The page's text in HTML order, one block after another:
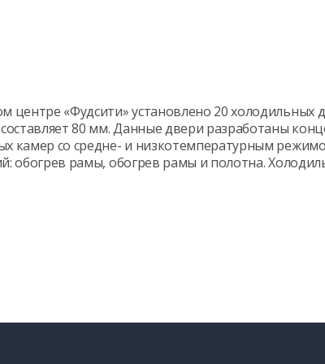
«Фудсити» установлено 20 холодильных
80 мм. Данные двери разработаны
камер со средне- и низкотемпературным
обогрев рамы, обогрев рамы и полотна.